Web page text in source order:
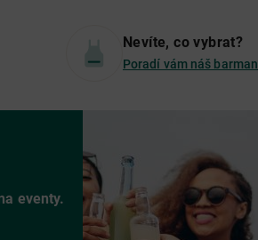
Nevíte, co vybrat?
Poradí vám náš barman
eventy.